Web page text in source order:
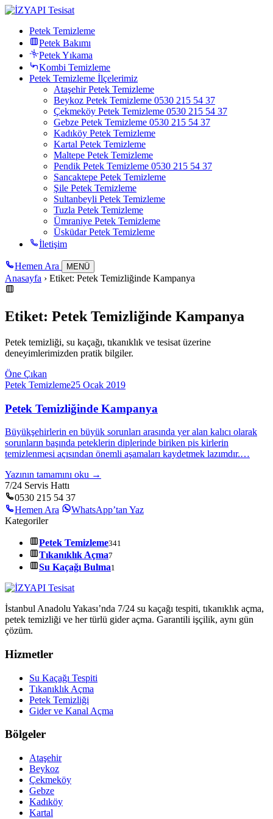
Petek Temizleme
Petek Bakımı
Petek Yıkama
Kombi Temizleme
Petek Temizleme İlçelerimiz
Ataşehir Petek Temizleme
Beykoz Petek Temizleme 0530 215 54 37
Çekmeköy Petek Temizleme 0530 215 54 37
Gebze Petek Temizleme 0530 215 54 37
Kadıköy Petek Temizleme
Kartal Petek Temizleme
Maltepe Petek Temizleme
Pendik Petek Temizleme 0530 215 54 37
Sancaktepe Petek Temizleme
Şile Petek Temizleme
Sultanbeyli Petek Temizleme
Tuzla Petek Temizleme
Ümraniye Petek Temizleme
Üsküdar Petek Temizleme
İletişim
Hemen Ara MENÜ
Anasayfa › Etiket: Petek Temizliğinde Kampanya
Etiket: Petek Temizliğinde Kampanya
Petek temizliği, su kaçağı, tıkanıklık ve tesisat üzerine
deneyimlerimizden pratik bilgiler.
Öne Çıkan
Petek Temizleme25 Ocak 2019
Petek Temizliğinde Kampanya
Büyükşehirlerin en büyük sorunları arasında yer alan kalıcı olarak
sorunların başında peteklerin diplerinde biriken pis kirlerin
temizlenmesi açısından önemli aşamaları kaydetmek lazımdır.…
Yazının tamamını oku →
7/24 Servis Hattı
0530 215 54 37
Hemen Ara
WhatsApp’tan Yaz
Kategoriler
Petek Temizleme341
Tıkanıklık Açma7
Su Kaçağı Bulma1
İstanbul Anadolu Yakası’nda 7/24 su kaçağı tespiti, tıkanıklık açma,
petek temizliği ve her türlü gider açma. Garantili işçilik, aynı gün
çözüm.
Hizmetler
Su Kaçağı Tespiti
Tıkanıklık Açma
Petek Temizliği
Gider ve Kanal Açma
Bölgeler
Ataşehir
Beykoz
Çekmeköy
Gebze
Kadıköy
Kartal